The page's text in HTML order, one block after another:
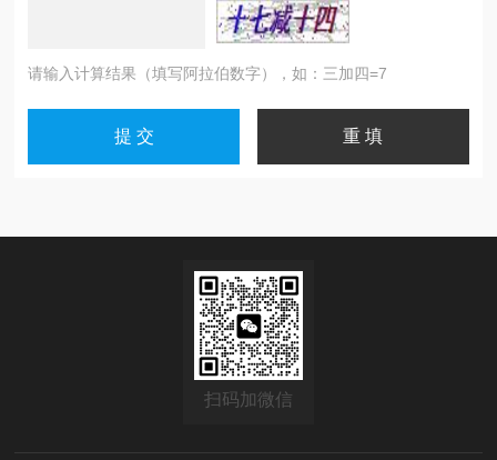
请输入计算结果（填写阿拉伯数字），如：三加四=7
扫码加微信